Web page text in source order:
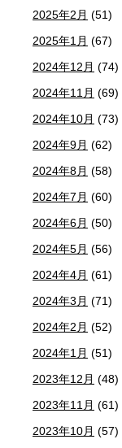
2025年2月 (51)
2025年1月 (67)
2024年12月 (74)
2024年11月 (69)
2024年10月 (73)
2024年9月 (62)
2024年8月 (58)
2024年7月 (60)
2024年6月 (50)
2024年5月 (56)
2024年4月 (61)
2024年3月 (71)
2024年2月 (52)
2024年1月 (51)
2023年12月 (48)
2023年11月 (61)
2023年10月 (57)